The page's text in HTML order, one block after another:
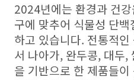
2024년에는 환경과 건
구에 맞추어 식물성 단
하고 있습니다. 전통적
서 나아가, 완두콩, 대두,
을 기반으로 한 제품들